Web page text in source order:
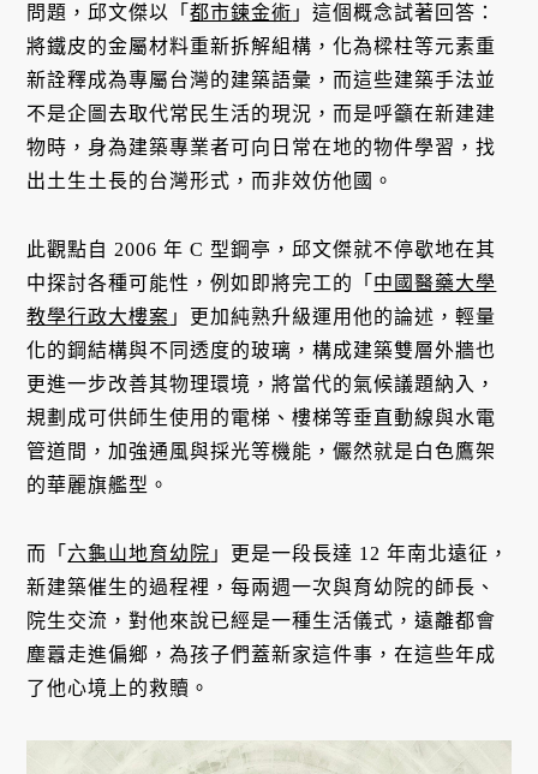
問題，邱文傑以「都市鍊金術 」這個概念試著回答：
將鐵皮的金屬材料重新拆解組構，化為樑柱等元素重
新詮釋成為專屬台灣的建築語彙，而這些建築手法並
不是企圖去取代常民生活的現況，而是呼籲在新建建
物時，身為建築專業者可向日常在地的物件學習，找
出土生土長的台灣形式，而非效仿他國。
此觀點自 2006 年 C 型鋼亭，邱文傑就不停歇地在其
中探討各種可能性，例如即將完工的「 中國醫藥大學
教學行政大樓案 」更加純熟升級運用他的論述，輕量
化的鋼結構與不同透度的玻璃，構成建築雙層外牆也
更進一步改善其物理環境，將當代的氣候議題納入，
規劃成可供師生使用的電梯、樓梯等垂直動線與水電
管道間，加強通風與採光等機能，儼然就是白色鷹架
的華麗旗艦型。
而「 六龜山地育幼院 」更是一段長達 12 年南北遠征，
新建築催生的過程裡，每兩週一次與育幼院的師長、
院生交流，對他來說已經是一種生活儀式，遠離都會
塵囂走進偏鄉，為孩子們蓋新家這件事，在這些年成
了他心境上的救贖。